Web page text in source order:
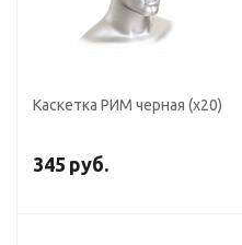
Каскетка РИМ черная (х20)
345 руб.